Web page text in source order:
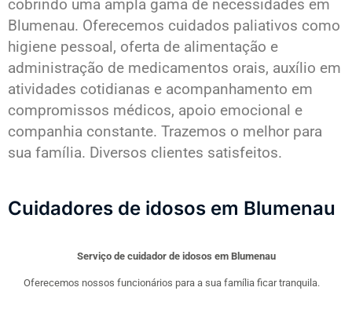
cobrindo uma ampla gama de necessidades em
Blumenau. Oferecemos cuidados paliativos como
higiene pessoal, oferta de alimentação e
administração de medicamentos orais, auxílio em
atividades cotidianas e acompanhamento em
compromissos médicos, apoio emocional e
companhia constante. Trazemos o melhor para
sua família. Diversos clientes satisfeitos.
Cuidadores de idosos em Blumenau
Serviço de cuidador de idosos em Blumenau
Oferecemos nossos funcionários para a sua família ficar tranquila.